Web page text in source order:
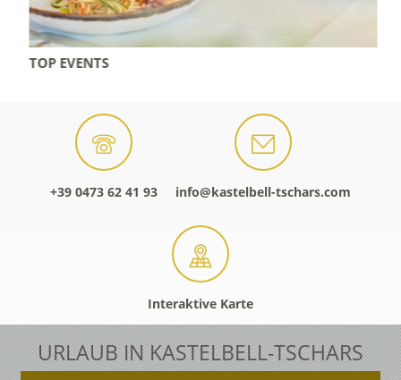
TOP EVENTS
+39 0473 62 41 93 info@kastelbell-tschars.com
Interaktive Karte
URLAUB IN KASTELBELL-TSCHARS